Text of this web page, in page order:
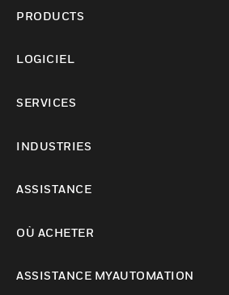
PRODUCTS
LOGICIEL
SERVICES
INDUSTRIES
ASSISTANCE
OÙ ACHETER
ASSISTANCE MYAUTOMATION